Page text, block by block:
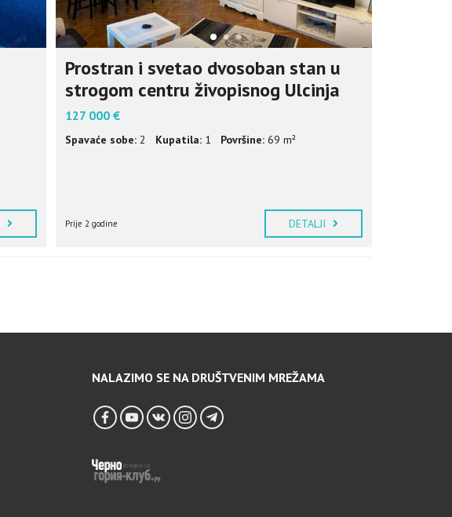
Prostran i svetao dvosoban stan u
strogom centru živopisnog Ulcinja
127 000 €
Spavaće sobe: 2 Kupatila: 1 Površine: 69 m²
Prije 2 godine DETALJI
NALAZIMO SE NA DRUŠTVENIM MREŽAMA